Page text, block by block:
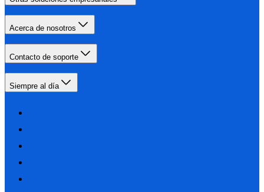
Acerca de nosotros
Contacto de soporte
Siempre al día